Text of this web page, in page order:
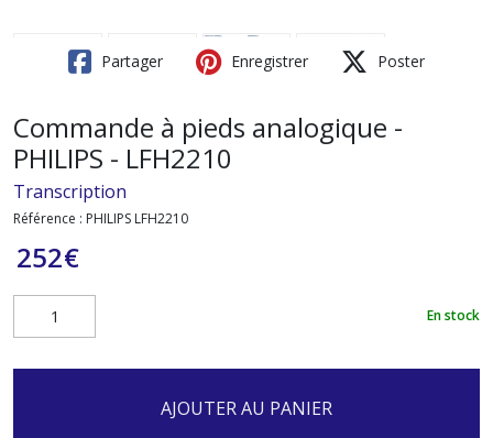
Partager Enregistrer Poster
Commande à pieds analogique -
PHILIPS - LFH2210
Transcription
Référence : PHILIPS LFH2210
252€
En stock
AJOUTER AU PANIER